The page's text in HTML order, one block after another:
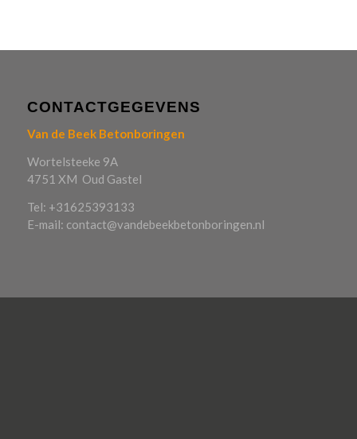
CONTACTGEGEVENS
Van de Beek Betonboringen
Wortelsteeke 9A
4751 XM Oud Gastel
Tel: +31625393133
E-mail: contact@vandebeekbetonboringen.nl